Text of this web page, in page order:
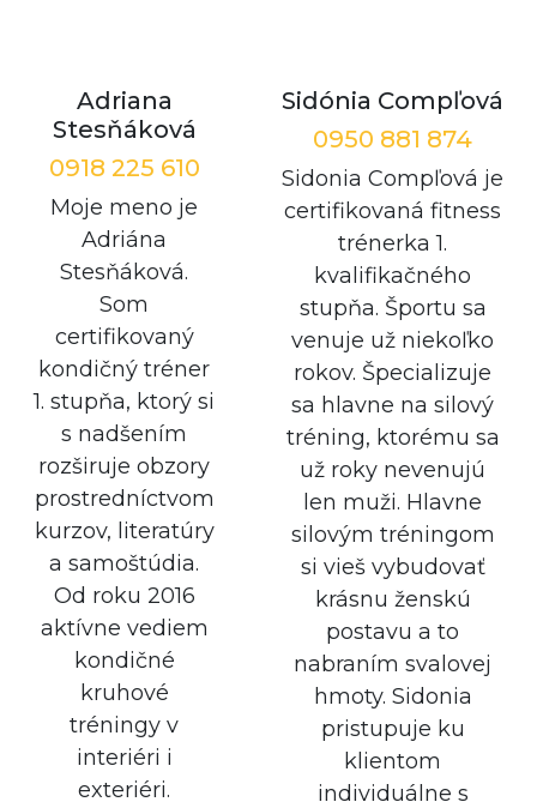
Adriana
Stesňáková
0918 225 610
Moje meno je
Adriána
Stesňáková.
Som
certifikovaný
kondičný tréner
1. stupňa, ktorý si
s nadšením
rozširuje obzory
prostredníctvom
kurzov, literatúry
a samoštúdia.
Od roku 2016
aktívne vediem
kondičné
kruhové
tréningy v
interiéri i
exteriéri.
Sidónia Compľová
0950 881 874
Sidonia Compľová je
certifikovaná fitness
trénerka 1.
kvalifikačného
stupňa. Športu sa
venuje už niekoľko
rokov. Špecializuje
sa hlavne na silový
tréning, ktorému sa
už roky nevenujú
len muži. Hlavne
silovým tréningom
si vieš vybudovať
krásnu ženskú
postavu a to
nabraním svalovej
hmoty. Sidonia
pristupuje ku
klientom
individuálne s